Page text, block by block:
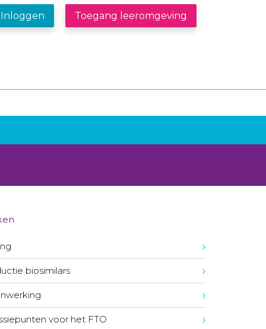
Inloggen Toegang leeromgeving
biosimilars
voor het FTO